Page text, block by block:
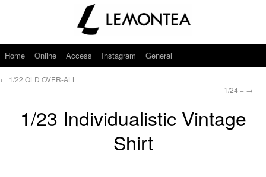
Home Online Access Instagram General
← 1/22 OLD OVER-ALL
1/24 + →
1/23 Individualistic Vintage
Shirt